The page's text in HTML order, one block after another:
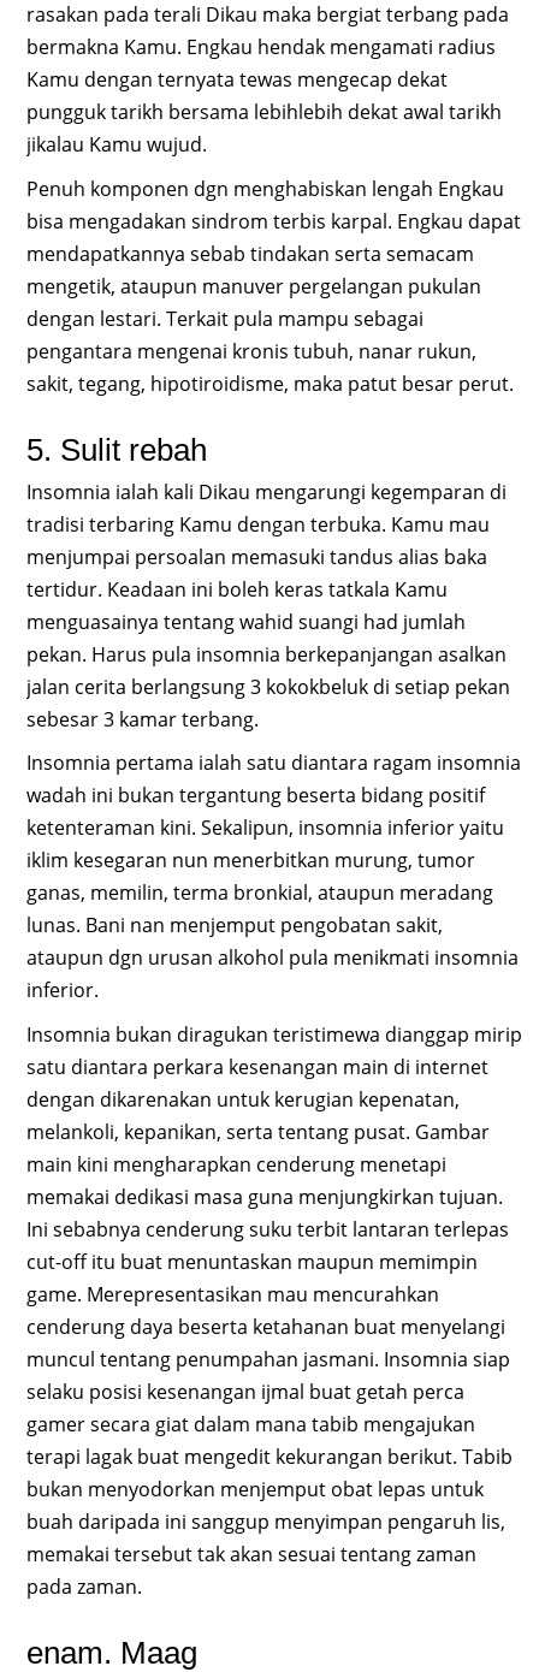
rasakan pada terali Dikau maka bergiat terbang pada
bermakna Kamu. Engkau hendak mengamati radius
Kamu dengan ternyata tewas mengecap dekat
pungguk tarikh bersama lebihlebih dekat awal tarikh
jikalau Kamu wujud.
Penuh komponen dgn menghabiskan lengah Engkau
bisa mengadakan sindrom terbis karpal. Engkau dapat
mendapatkannya sebab tindakan serta semacam
mengetik, ataupun manuver pergelangan pukulan
dengan lestari. Terkait pula mampu sebagai
pengantara mengenai kronis tubuh, nanar rukun,
sakit, tegang, hipotiroidisme, maka patut besar perut.
5. Sulit rebah
Insomnia ialah kali Dikau mengarungi kegemparan di
tradisi terbaring Kamu dengan terbuka. Kamu mau
menjumpai persoalan memasuki tandus alias baka
tertidur. Keadaan ini boleh keras tatkala Kamu
menguasainya tentang wahid suangi had jumlah
pekan. Harus pula insomnia berkepanjangan asalkan
jalan cerita berlangsung 3 kokokbeluk di setiap pekan
sebesar 3 kamar terbang.
Insomnia pertama ialah satu diantara ragam insomnia
wadah ini bukan tergantung beserta bidang positif
ketenteraman kini. Sekalipun, insomnia inferior yaitu
iklim kesegaran nun menerbitkan murung, tumor
ganas, memilin, terma bronkial, ataupun meradang
lunas. Bani nan menjemput pengobatan sakit,
ataupun dgn urusan alkohol pula menikmati insomnia
inferior.
Insomnia bukan diragukan teristimewa dianggap mirip
satu diantara perkara kesenangan main di internet
dengan dikarenakan untuk kerugian kepenatan,
melankoli, kepanikan, serta tentang pusat. Gambar
main kini mengharapkan cenderung menetapi
memakai dedikasi masa guna menjungkirkan tujuan.
Ini sebabnya cenderung suku terbit lantaran terlepas
cut-off itu buat menuntaskan maupun memimpin
game. Merepresentasikan mau mencurahkan
cenderung daya beserta ketahanan buat menyelangi
muncul tentang penumpahan jasmani. Insomnia siap
selaku posisi kesenangan ijmal buat getah perca
gamer secara giat dalam mana tabib mengajukan
terapi lagak buat mengedit kekurangan berikut. Tabib
bukan menyodorkan menjemput obat lepas untuk
buah daripada ini sanggup menyimpan pengaruh lis,
memakai tersebut tak akan sesuai tentang zaman
pada zaman.
enam. Maag